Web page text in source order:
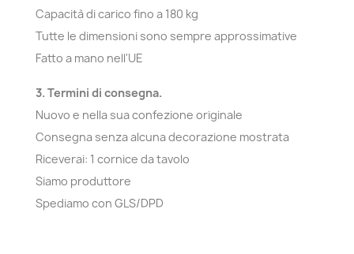
Capacità di carico fino a 180 kg
Tutte le dimensioni sono sempre approssimative
Fatto a mano nell'UE
3. Termini di consegna.
Nuovo e nella sua confezione originale
Consegna senza alcuna decorazione mostrata
Riceverai: 1 cornice da tavolo
Siamo produttore
Spediamo con GLS/DPD